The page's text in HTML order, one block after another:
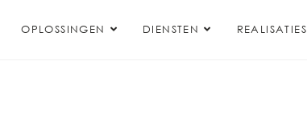
OPLOSSINGEN DIENSTEN REALISATIES